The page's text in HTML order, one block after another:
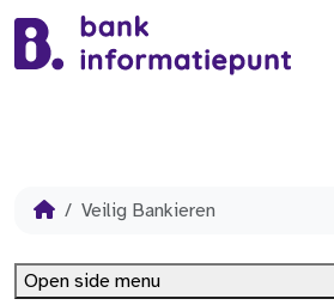
Veilig Bankieren
Open side menu